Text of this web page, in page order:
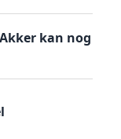
kan nog